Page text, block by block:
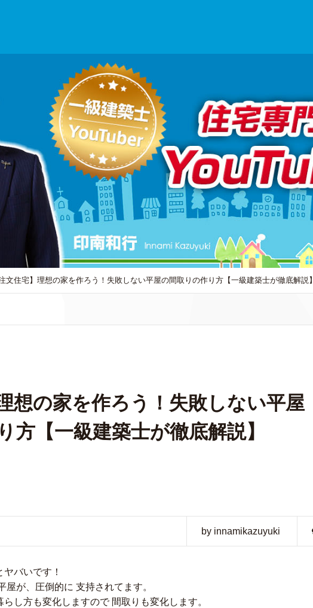
注文住宅】理想の家を作ろう！失敗しない平屋の間取りの作り方【一級建築士が徹底解説】
想の家を作ろう！失敗しない平屋
方【一級建築士が徹底解説】
by innamikazuyuki
バいです！
が、圧倒的に 支持されてます。
し方も変化しますので 間取りも変化します。